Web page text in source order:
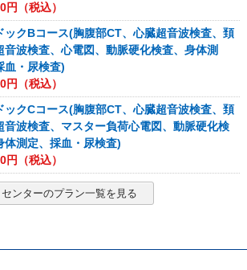
円（税込）
ックBコース(胸腹部CT、心臓超音波検査、頚
音波検査、心電図、動脈硬化検査、身体測
血・尿検査)
円（税込）
ックCコース(胸腹部CT、心臓超音波検査、頚
音波検査、マスター負荷心電図、動脈硬化検
体測定、採血・尿検査)
円（税込）
ンターのプラン一覧を見る